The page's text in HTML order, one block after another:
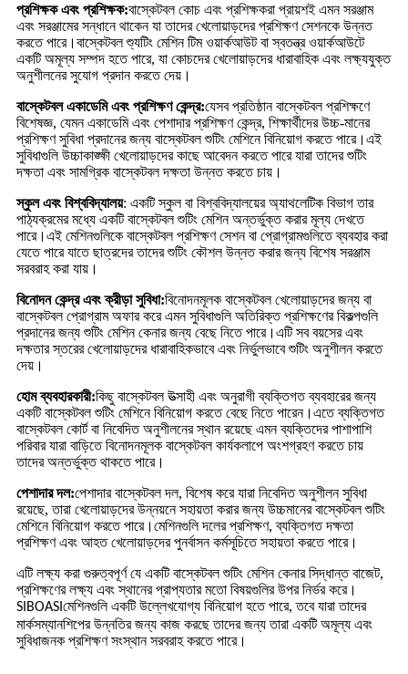
প্রশিক্ষক এবং প্রশিক্ষক:বাস্কেটবল কোচ এবং প্রশিক্ষকরা প্রায়শই এমন সরঞ্জাম
এবং সরঞ্জামের সন্ধানে থাকেন যা তাদের খেলোয়াড়দের প্রশিক্ষণ সেশনকে উন্নত
করতে পারে।বাস্কেটবল শ্যুটিং মেশিন টিম ওয়ার্কআউট বা স্বতন্ত্র ওয়ার্কআউটে
একটি অমূল্য সম্পদ হতে পারে, যা কোচদের খেলোয়াড়দের ধারাবাহিক এবং লক্ষ্যযুক্ত
অনুশীলনের সুযোগ প্রদান করতে দেয়।
বাস্কেটবল একাডেমি এবং প্রশিক্ষণ কেন্দ্র:যেসব প্রতিষ্ঠান বাস্কেটবল প্রশিক্ষণে
বিশেষজ্ঞ, যেমন একাডেমি এবং পেশাদার প্রশিক্ষণ কেন্দ্র, শিক্ষার্থীদের উচ্চ-মানের
প্রশিক্ষণ সুবিধা প্রদানের জন্য বাস্কেটবল শুটিং মেশিনে বিনিয়োগ করতে পারে।এই
সুবিধাগুলি উচ্চাকাঙ্ক্ষী খেলোয়াড়দের কাছে আবেদন করতে পারে যারা তাদের শুটিং
দক্ষতা এবং সামগ্রিক বাস্কেটবল দক্ষতা উন্নত করতে চায়।
স্কুল এবং বিশ্ববিদ্যালয়: একটি স্কুল বা বিশ্ববিদ্যালয়ের অ্যাথলেটিক বিভাগ তার
পাঠ্যক্রমের মধ্যে একটি বাস্কেটবল শুটিং মেশিন অন্তর্ভুক্ত করার মূল্য দেখতে
পারে।এই মেশিনগুলিকে বাস্কেটবল প্রশিক্ষণ সেশন বা প্রোগ্রামগুলিতে ব্যবহার করা
যেতে পারে যাতে ছাত্রদের তাদের শুটিং কৌশল উন্নত করার জন্য বিশেষ সরঞ্জাম
সরবরাহ করা যায়।
বিনোদন কেন্দ্র এবং ক্রীড়া সুবিধা:বিনোদনমূলক বাস্কেটবল খেলোয়াড়দের জন্য বা
বাস্কেটবল প্রোগ্রাম অফার করে এমন সুবিধাগুলি অতিরিক্ত প্রশিক্ষণের বিকল্পগুলি
প্রদানের জন্য শুটিং মেশিন কেনার জন্য বেছে নিতে পারে।এটি সব বয়সের এবং
দক্ষতার স্তরের খেলোয়াড়দের ধারাবাহিকভাবে এবং নির্ভুলভাবে শুটিং অনুশীলন করতে
দেয়।
হোম ব্যবহারকারী:কিছু বাস্কেটবল উত্সাহী এবং অনুরাগী ব্যক্তিগত ব্যবহারের জন্য
একটি বাস্কেটবল শুটিং মেশিনে বিনিয়োগ করতে বেছে নিতে পারেন।এতে ব্যক্তিগত
বাস্কেটবল কোর্ট বা নিবেদিত অনুশীলনের স্থান রয়েছে এমন ব্যক্তিদের পাশাপাশি
পরিবার যারা বাড়িতে বিনোদনমূলক বাস্কেটবল কার্যকলাপে অংশগ্রহণ করতে চায়
তাদের অন্তর্ভুক্ত থাকতে পারে।
পেশাদার দল:পেশাদার বাস্কেটবল দল, বিশেষ করে যারা নিবেদিত অনুশীলন সুবিধা
রয়েছে, তারা খেলোয়াড়দের উন্নয়নে সহায়তা করার জন্য উচ্চমানের বাস্কেটবল শুটিং
মেশিনে বিনিয়োগ করতে পারে।মেশিনগুলি দলের প্রশিক্ষণ, ব্যক্তিগত দক্ষতা
প্রশিক্ষণ এবং আহত খেলোয়াড়দের পুনর্বাসন কর্মসূচিতে সহায়তা করতে পারে।
এটি লক্ষ্য করা গুরুত্বপূর্ণ যে একটি বাস্কেটবল শুটিং মেশিন কেনার সিদ্ধান্ত বাজেট,
প্রশিক্ষণের লক্ষ্য এবং স্থানের প্রাপ্যতার মতো বিষয়গুলির উপর নির্ভর করে।
SIBOASI মেশিনগুলি একটি উল্লেখযোগ্য বিনিয়োগ হতে পারে, তবে যারা তাদের
মার্কসম্যানশিপের উন্নতির জন্য কাজ করছে তাদের জন্য তারা একটি অমূল্য এবং
সুবিধাজনক প্রশিক্ষণ সংস্থান সরবরাহ করতে পারে।